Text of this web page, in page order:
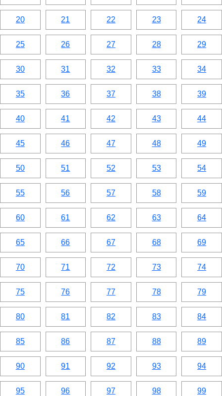
20 21 22 23 24
25 26 27 28 29
30 31 32 33 34
35 36 37 38 39
40 41 42 43 44
45 46 47 48 49
50 51 52 53 54
55 56 57 58 59
60 61 62 63 64
65 66 67 68 69
70 71 72 73 74
75 76 77 78 79
80 81 82 83 84
85 86 87 88 89
90 91 92 93 94
95 96 97 98 99